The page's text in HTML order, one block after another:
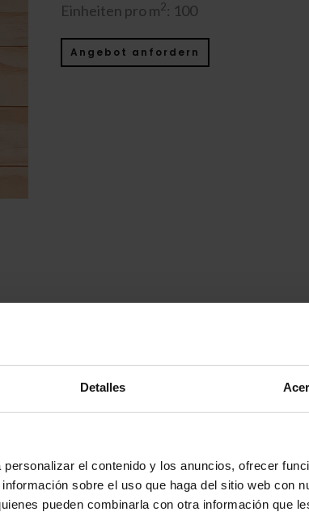
Detalles
el contenido y los anuncios, ofrecer
sobre el uso que haga del sitio web con
pueden combinarla con otra información que
Einheiten pro m2: 100
Angebot anfordern